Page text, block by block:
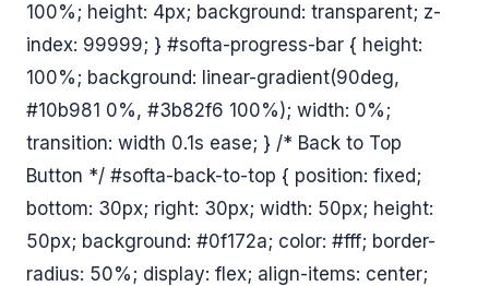
100%; height: 4px; background: transparent; z-
index: 99999; } #softa-progress-bar { height:
100%; background: linear-gradient(90deg,
#10b981 0%, #3b82f6 100%); width: 0%;
transition: width 0.1s ease; } /* Back to Top
Button */ #softa-back-to-top { position: fixed;
bottom: 30px; right: 30px; width: 50px; height:
50px; background: #0f172a; color: #fff; border-
radius: 50%; display: flex; align-items: center;